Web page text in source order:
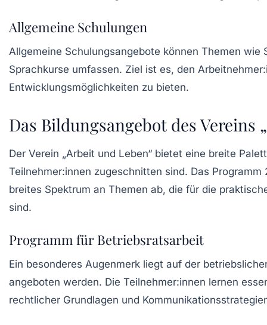
Allgemeine Schulungen
Allgemeine Schulungsangebote können Themen wie
Sprachkurse umfassen. Ziel ist es, den
Entwicklungsmöglichkeiten zu bieten.
Das Bildungsangebot des Vereins
Der Verein „Arbeit und Leben“ bietet eine breite
Teilnehmer:innen zugeschnitten sind. Das
breites Spektrum an Themen ab, die für die
sind.
Programm für Betriebsratsarbeit
Ein besonderes Augenmerk liegt auf der
angeboten werden. Die Teilnehmer:innen lernen
rechtlicher Grundlagen und